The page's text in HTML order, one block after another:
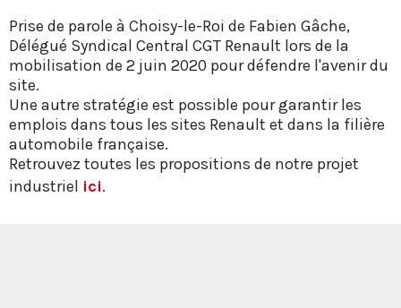
Prise de parole à Choisy-le-Roi de Fabien Gâche,
Délégué Syndical Central CGT Renault lors de la
mobilisation de 2 juin 2020 pour défendre l'avenir du
site.
Une autre stratégie est possible pour garantir les
emplois dans tous les sites Renault et dans la filière
automobile française.
Retrouvez toutes les propositions de notre projet
industriel ici.